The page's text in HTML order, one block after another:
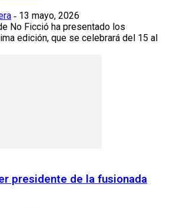
- 13 mayo, 2026
No Ficció ha presentado los
edición, que se celebrará del 15 al
presidente de la fusionada